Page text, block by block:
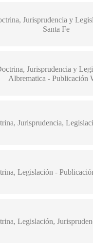
Jurisprudencia y
Santa Fe
Jurisprudencia y
Albrematica - Publicación
Jurisprudencia,
Legislación -
Legislación,